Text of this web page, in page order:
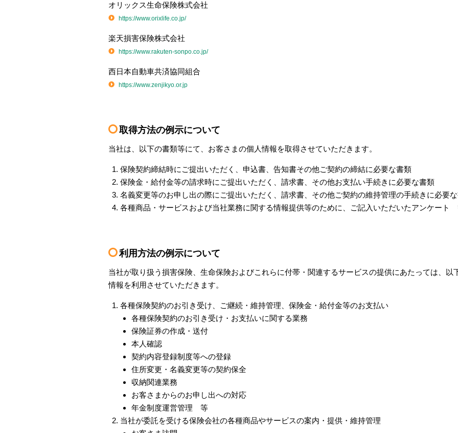
オリックス生命保険株式会社
https://www.orixlife.co.jp/
楽天損害保険株式会社
https://www.rakuten-sonpo.co.jp/
西日本自動車共済協同組合
https://www.zenjikyo.or.jp
取得方法の例示について
当社は、以下の書類等にて、お客さまの個人情報を取得させていただきます。
保険契約締結時にご提出いただく、申込書、告知書その他ご契約の締結に必要な書類
保険金・給付金等の請求時にご提出いただく、請求書、その他お支払い手続きに必要な書類
名義変更等のお申し出の際にご提出いただく、請求書、その他ご契約の維持管理の手続きに必要
各種商品・サービスおよび当社業務に関する情報提供等のために、ご記入いただいたアンケート
利用方法の例示について
当社が取り扱う損害保険、生命保険およびこれらに付帯・関連するサービスの提供にあたっては、以
情報を利用させていただきます。
各種保険契約のお引き受け、ご継続・維持管理、保険金・給付金等のお支払い
各種保険契約のお引き受け・お支払いに関する業務
保険証券の作成・送付
本人確認
契約内容登録制度等への登録
住所変更・名義変更等の契約保全
収納関連業務
お客さまからのお申し出への対応
年金制度運営管理 等
当社が委託を受ける保険会社の各種商品やサービスの案内・提供・維持管理